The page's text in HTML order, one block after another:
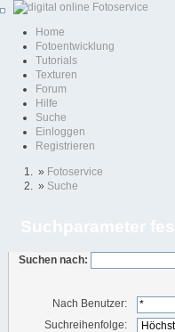
Home
Fotoentwicklung
Tutorials
Texturen
Forum
Hilfe
Suche
Einloggen
Registrieren
» Fotoservice
» Suche
Suchen nach:
Nach Benutzer:
Suchreihenfolge: